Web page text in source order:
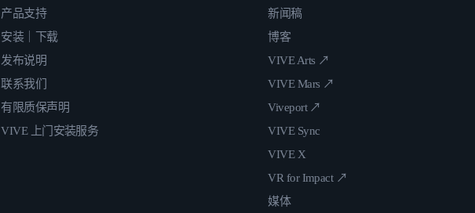
产品支持
安装｜下载
发布说明
联系我们
有限质保声明
VIVE 上门安装服务
新闻稿
博客
VIVE Arts ↗
VIVE Mars ↗
Viveport ↗
VIVE Sync
VIVE X
VR for Impact ↗
媒体